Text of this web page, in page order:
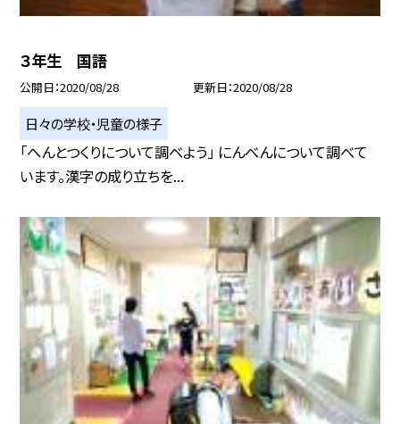
３年生 国語
公開日 2020/08/28 更新日 2020/08/28
日々の学校・児童の様子
「へんとつくりについて調べよう」 にんべんについて調べて
います。漢字の成り立ちを...